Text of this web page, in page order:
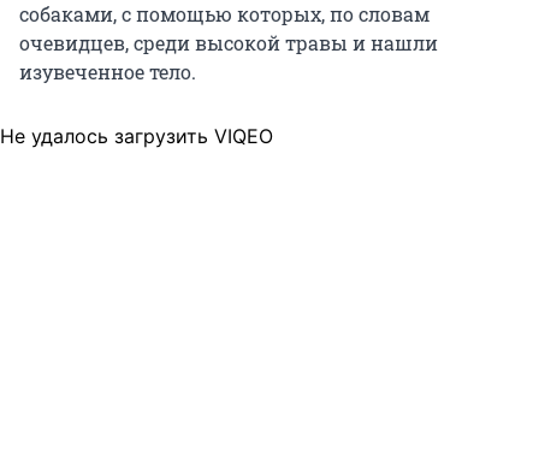
собаками, с помощью которых, по словам
очевидцев, среди высокой травы и нашли
изувеченное тело.
Не удалось загрузить VIQEO